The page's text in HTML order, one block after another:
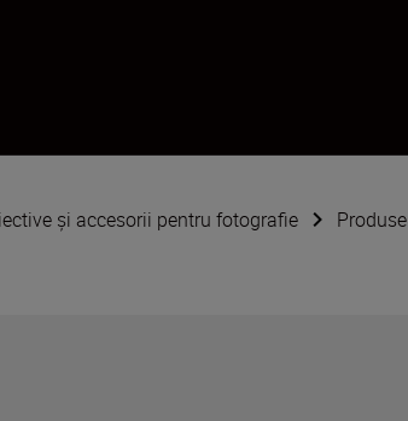
și accesorii pentru fotografie Produse